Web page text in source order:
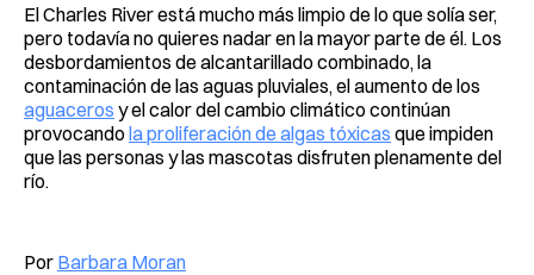
El Charles River está mucho más limpio de lo que solía ser,
pero todavía no quieres nadar en la mayor parte de él. Los
desbordamientos de alcantarillado combinado, la
contaminación de las aguas pluviales, el aumento de los
aguaceros y el calor del cambio climático continúan
provocando la proliferación de algas tóxicas que impiden
que las personas y las mascotas disfruten plenamente del
río.
Por Barbara Moran